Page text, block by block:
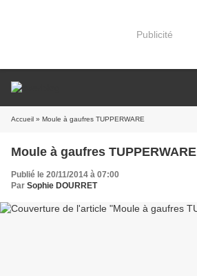
Publicité
Accueil » Moule à gaufres TUPPERWARE
Moule à gaufres TUPPERWARE
Publié le 20/11/2014 à 07:00
Par Sophie DOURRET